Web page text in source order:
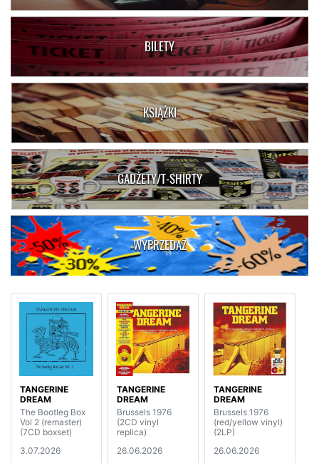
BILETY
KSIĄŻKI
GADŻETY/T-SHIRTY
WYPRZEDAŻ
TANGERINE
DREAM
The Bootleg Box
Vol 2 (remaster)
(7CD boxset)
3.07.2026
TANGERINE
DREAM
Brussels 1976
(2CD vinyl
replica)
26.06.2026
TANGERINE
DREAM
Brussels 1976
(red/yellow vinyl)
(2LP)
26.06.2026